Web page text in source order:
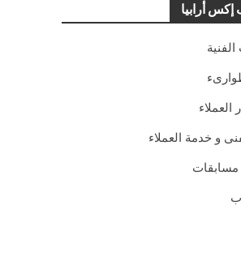
أرابيا
الفنية
العملاء
و خدمة العملاء